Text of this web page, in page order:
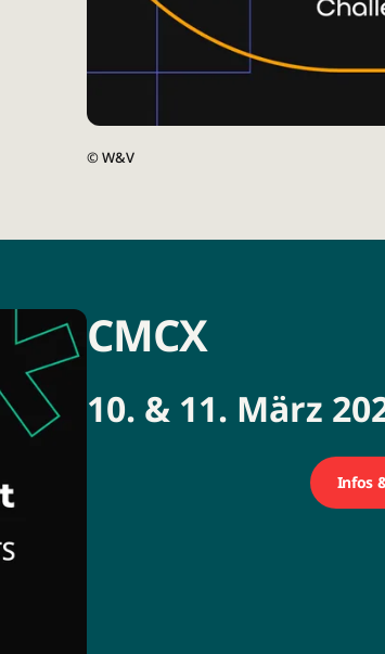
©W&V
CMCX
10. & 11. März
Infos